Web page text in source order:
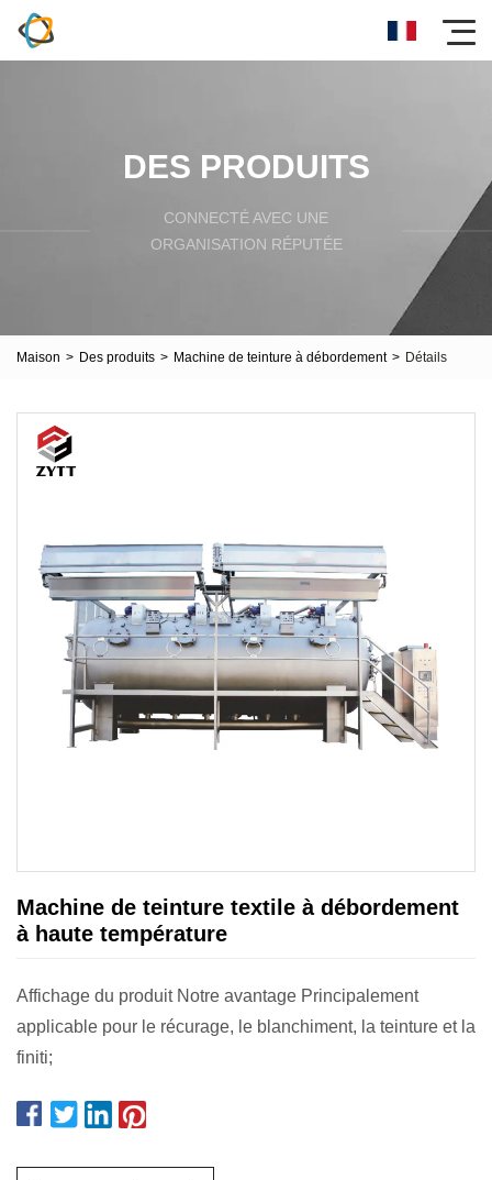
DES PRODUITS
CONNECTÉ AVEC UNE
ORGANISATION RÉPUTÉE
Maison > Des produits > Machine de teinture à débordement > Détails
Machine de teinture textile à débordement
à haute température
Affichage du produit Notre avantage Principalement
applicable pour le récurage, le blanchiment, la teinture et la
finiti;